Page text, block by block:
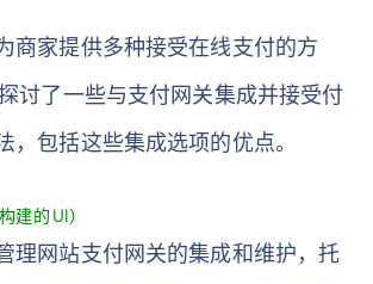
商家提供多种接受在线支付的方
讨了一些与支付网关集成并接受付
，包括这些集成选项的优点。
建的 UI）
理网站支付网关的集成和维护，托